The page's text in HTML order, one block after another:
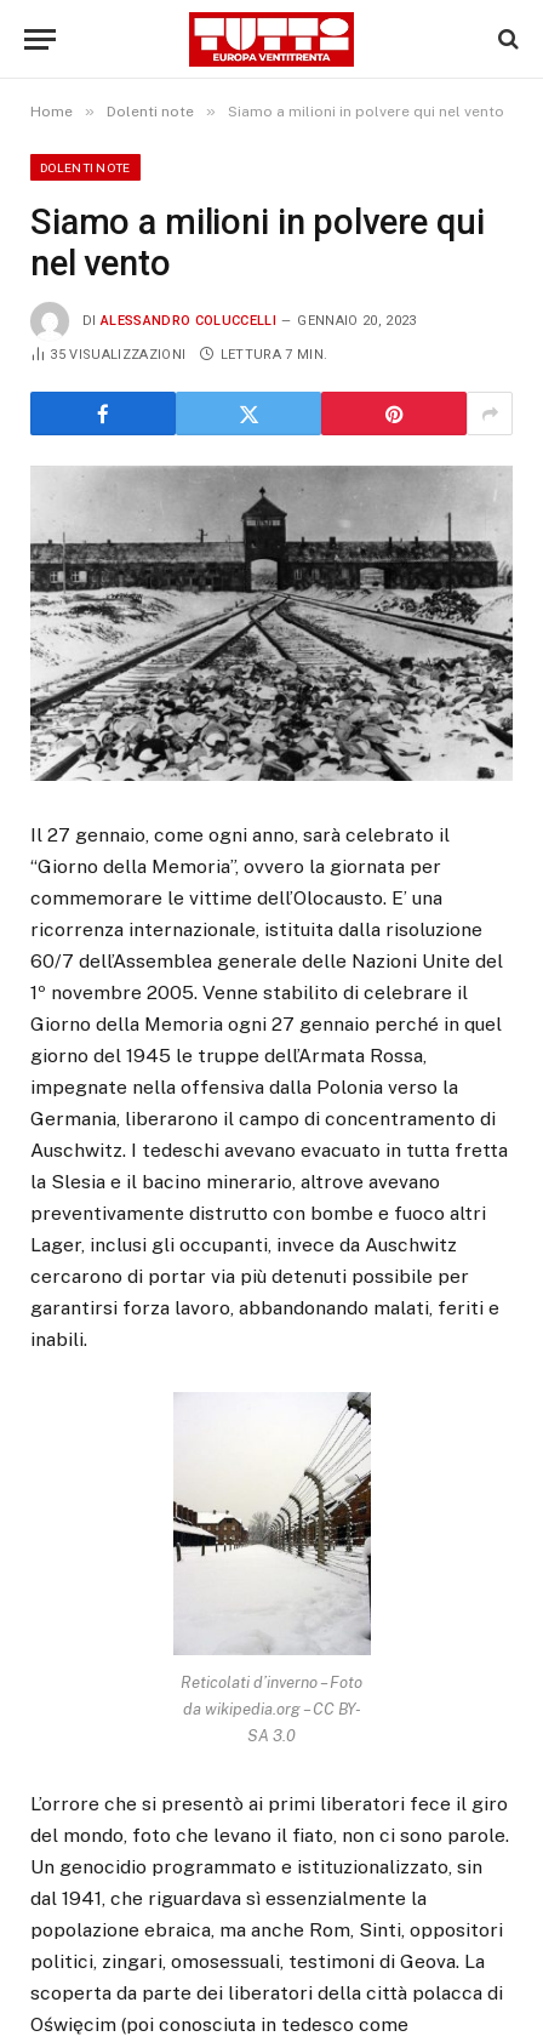
Home » Dolenti note » Siamo a milioni in polvere qui nel vento
DOLENTI NOTE
Siamo a milioni in polvere qui
nel vento
DI ALESSANDRO COLUCCELLI GENNAIO 20, 2023
35VISUALIZZAZIONI LETTURA 7 MIN.
Il 27 gennaio, come ogni anno, sarà celebrato il
“Giorno della Memoria”, ovvero la giornata per
commemorare le vittime dell’Olocausto. E’ una
ricorrenza internazionale, istituita dalla risoluzione
60/7 dell’Assemblea generale delle Nazioni Unite del
1º novembre 2005. Venne stabilito di celebrare il
Giorno della Memoria ogni 27 gennaio perché in quel
giorno del 1945 le truppe dell’Armata Rossa,
impegnate nella offensiva dalla Polonia verso la
Germania, liberarono il campo di concentramento di
Auschwitz. I tedeschi avevano evacuato in tutta fretta
la Slesia e il bacino minerario, altrove avevano
preventivamente distrutto con bombe e fuoco altri
Lager, inclusi gli occupanti, invece da Auschwitz
cercarono di portar via più detenuti possibile per
garantirsi forza lavoro, abbandonando malati, feriti e
inabili.
Reticolati d’inverno – Foto
da wikipedia.org – CC BY-
SA 3.0
L’orrore che si presentò ai primi liberatori fece il giro
del mondo, foto che levano il fiato, non ci sono parole.
Un genocidio programmato e istituzionalizzato, sin
dal 1941, che riguardava sì essenzialmente la
popolazione ebraica, ma anche Rom, Sinti, oppositori
politici, zingari, omosessuali, testimoni di Geova. La
scoperta da parte dei liberatori della città polacca di
Oświęcim (poi conosciuta in tedesco come